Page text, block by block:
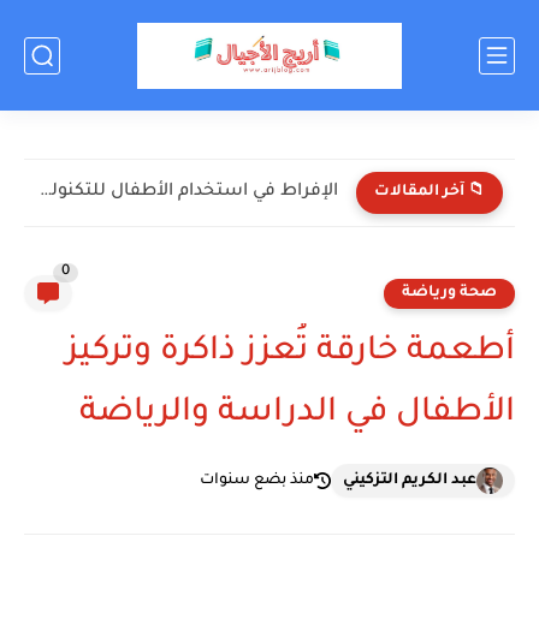
📁 آخر المقالات اختبر معلوماتك عن كرة القدم! (أسئلة ممتعة للأطفال)
صحة ورياضة
0
أطعمة خارقة تُعزز ذاكرة وتركيز
الأطفال في الدراسة والرياضة
عبد الكريم التزكيني منذ بضع سنوات